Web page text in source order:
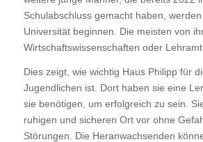
Schulabschluss gemacht haben,
Universität beginnen. Die meisten von
Wirtschaftswissenschaften oder Lehramt
Dies zeigt, wie wichtig Haus Philipp für
Jugendlichen ist. Dort haben sie eine
sie benötigen, um erfolgreich zu sein.
ruhigen und sicheren Ort vor ohne
Störungen. Die Heranwachsenden